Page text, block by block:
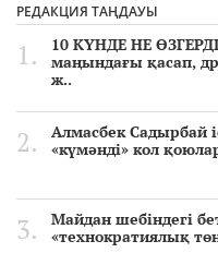
РЕДАКЦИЯ ТАҢДАУЫ
10 КҮНДЕ НЕ
маңындағы қасап,
ж..
Алмасбек Садырбай
«күмәнді» кол
Майдан шебіндегі
«технократиялық